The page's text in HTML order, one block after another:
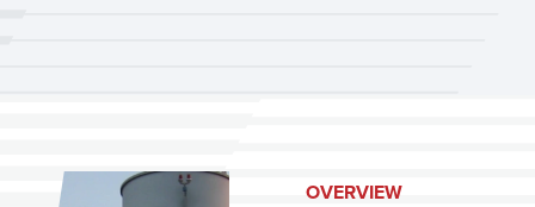
OVERVIEW